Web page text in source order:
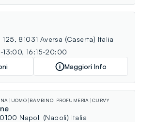
81031 Aversa (Caserta) Italia
16:15-20:00
Maggiori Info
UOMO BAMBINO PROFUMERIA CURVY
Napoli (Napoli) Italia